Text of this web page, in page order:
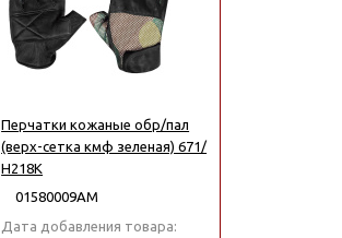
Перчатки кожаные обр/пал
(верх-сетка кмф зеленая) 671/
Н218К
01580009АМ
Дата добавления товара: